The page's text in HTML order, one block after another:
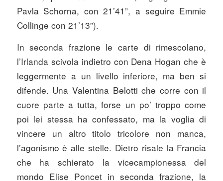
Pavla Schorna, con 21’41”, a seguire Emmie
Collinge con 21’13”).
In seconda frazione le carte di rimescolano,
l’Irlanda scivola indietro con Dena Hogan che è
leggermente a un livello inferiore, ma ben si
difende. Una Valentina Belotti che corre con il
cuore parte a tutta, forse un po’ troppo come
poi lei stessa ha confessato, ma la voglia di
vincere un altro titolo tricolore non manca,
l’agonismo è alle stelle. Dietro risale la Francia
che ha schierato la vicecampionessa del
mondo Elise Poncet in seconda frazione, la